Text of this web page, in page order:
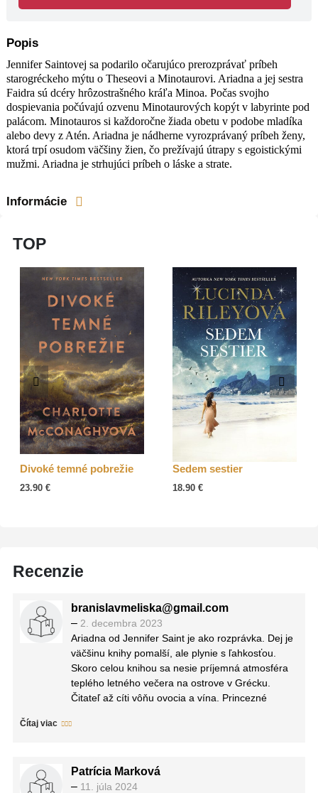
Popis
Jennifer Saintovej sa podarilo očarujúco prerozprávať príbeh
starogréckeho mýtu o Theseovi a Minotaurovi. Ariadna a jej sestra
Faidra sú dcéry hrôzostrašného kráľa Minoa. Počas svojho
dospievania počúvajú ozvenu Minotaurových kopýt v labyrinte pod
palácom. Minotauros si každoročne žiada obetu v podobe mladíka
alebo devy z Atén. Ariadna je nádherne vyrozprávaný príbeh ženy,
ktorá trpí osudom väčšiny žien, čo prežívajú útrapy s egoistickými
mužmi. Ariadna je strhujúci príbeh o láske a strate.
Informácie
TOP
Divoké temné pobrežie
23.90 €
Sedem sestier
18.90€
Recenzie
branislavmeliska@gmail.com
– 2. decembra 2023
Ariadna od Jennifer Saint je ako rozprávka. Dej je
väčšinu knihy pomalší, ale plynie s ľahkosťou.
Skoro celou knihou sa nesie príjemná atmosféra
teplého letného večera na ostrove v Grécku.
Čitateľ až cíti vôňu ovocia a vína. Princezné
je voči svojmu osudu skôr pasívna, tak Faidra je
zakomponovanie príbehu s bohom Dionýsom.
Máloktorý autor siahne po jeho mýte. Mrzí ma, že
Čítaj viac
Patrícia Marková
– 11. júla 2024